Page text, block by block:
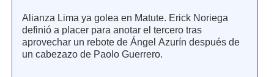
Alianza Lima ya golea en Matute. Erick Noriega
definió a placer para anotar el tercero tras
aprovechar un rebote de Ángel Azurín después de
un cabezazo de Paolo Guerrero.